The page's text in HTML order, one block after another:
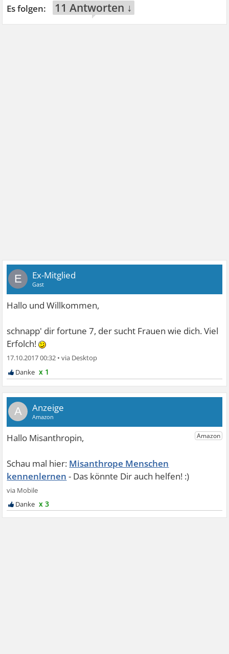
11 Antworten ↓
E Ex-Mitglied
Gast
Hallo und Willkommen,
schnapp' dir fortune 7, der sucht Frauen wie dich. Viel
Erfolch!
17.10.2017 00:32 •
x 1
A
Misanthrope Menschen
kennenlernen
x 3